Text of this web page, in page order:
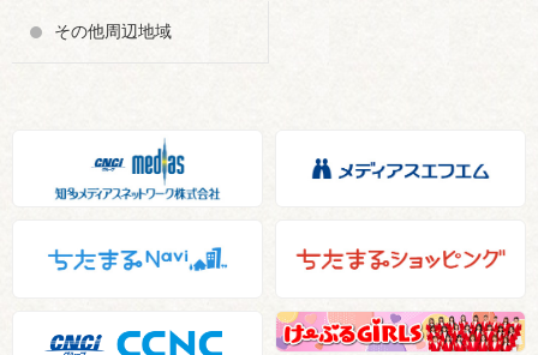
その他周辺地域